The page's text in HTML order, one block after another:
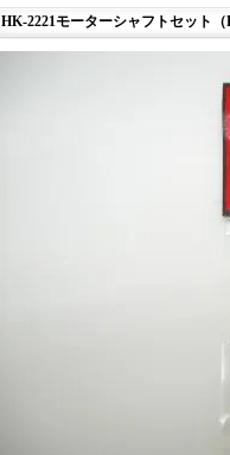
HK-2221モーターシャフトセット